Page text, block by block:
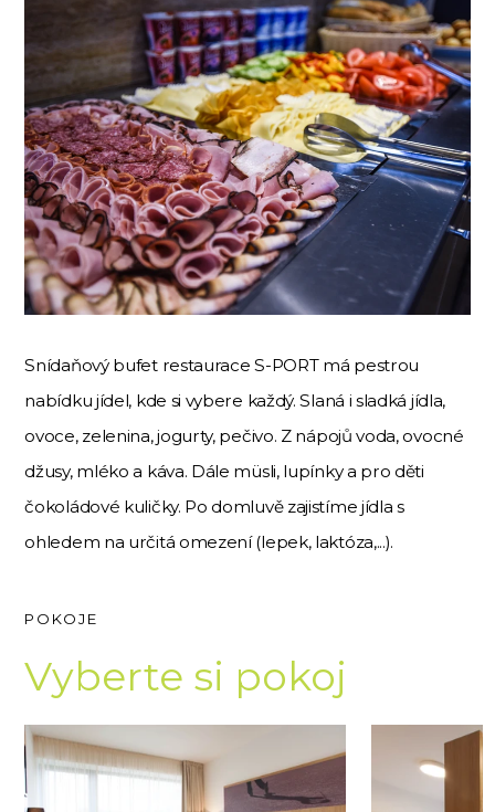
Snídaňový bufet restaurace S-PORT má pestrou
nabídku jídel, kde si vybere každý. Slaná i sladká jídla,
ovoce, zelenina, jogurty, pečivo. Z nápojů voda, ovocné
džusy, mléko a káva. Dále müsli, lupínky a pro děti
čokoládové kuličky. Po domluvě zajistíme jídla s
ohledem na určitá omezení (lepek, laktóza,...).
POKOJE
Vyberte si pokoj